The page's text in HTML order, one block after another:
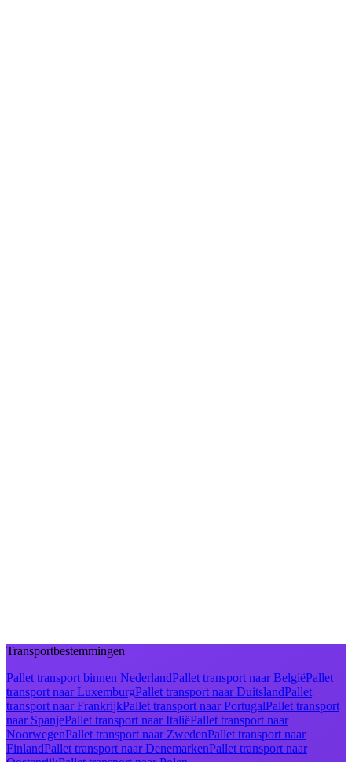
Transportbestemmingen
Pallet transport binnen NederlandPallet transport naar BelgiëPallet
transport naar LuxemburgPallet transport naar DuitslandPallet
transport naar FrankrijkPallet transport naar PortugalPallet transport
naar SpanjePallet transport naar ItaliëPallet transport naar
NoorwegenPallet transport naar ZwedenPallet transport naar
FinlandPallet transport naar DenemarkenPallet transport naar